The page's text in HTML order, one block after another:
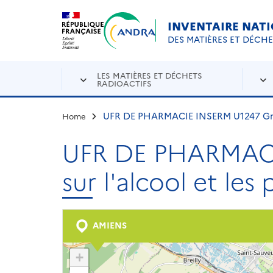
Aller au contenu principal
INVENTAIRE
DES MATIÈRES ET
LES MATIÈRES ET DÉCHETS
RADIOACTIFS
Home UFR DE PHARMACIE INSERM
UFR DE
sur l'alcool et les
AMIENS
+